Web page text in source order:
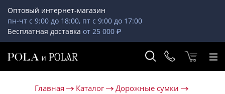
Оптовый интернет-магазин
пн-чт с 9:00 до 18:00, пт с 9:00 до 17:00
Бесплатная доставка от 25 000 ₽
Главная Каталог Дорожные сумки